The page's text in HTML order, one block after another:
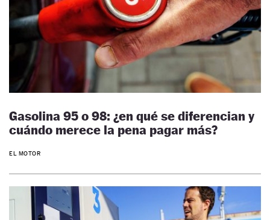
Gasolina 95 o 98: ¿en qué se diferencian y
cuándo merece la pena pagar más?
EL MOTOR